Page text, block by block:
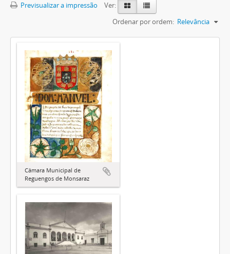
Previsualizar a impressão
Ver:
Ordenar por ordem: Relevância
Câmara Municipal de
Reguengos de Monsaraz